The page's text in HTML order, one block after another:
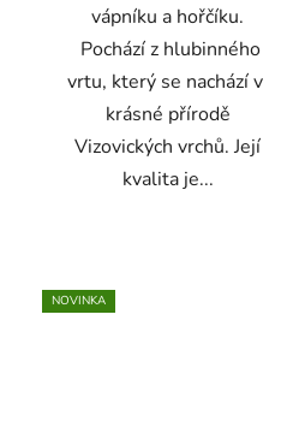
vápníku a hořčíku.
Pochází z hlubinného
vrtu, který se nachází v
krásné přírodě
Vizovických vrchů. Její
kvalita je...
NOVINKA